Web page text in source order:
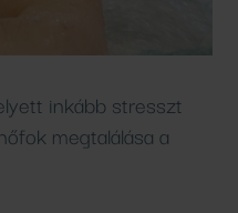
inkább stresszt
megtalálása a